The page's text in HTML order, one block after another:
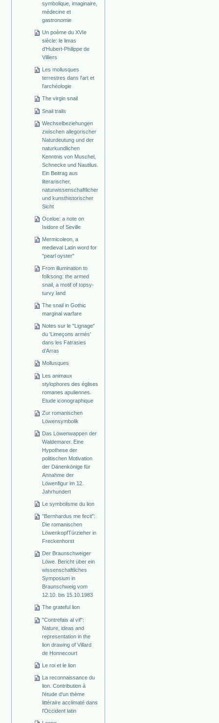
symbolique, imaginaire,
médecine et
gastronomie
Un poème du XVIe
siècle: le limas
d'Hubert-Philippe de
Villiers
Les mollusques
terrestres dans l'art et
l'archéologie
The virgin snail
Snail trails
Wechselbeziehungen
zwischen allegorischer
Naturdeutung und der
naturkundlichen
Kenntnis von Muschel,
Schnecke und Nautilus.
Ein Beitrag aus
literarischer,
naturwissenschaftlicher
und kunsthistorischer
Sicht
Oceloe: a note on
Isidore of Seville
Mermicoleon, a
medieval Latin word for
"pearl oyster"
From illumination to
folksong: the armed
snail, a motif of topsy-
turvy land
The snail in Gothic
marginal warfare
Notes sur le "Lignage"
du 'Limeçons armés'
dans les Fatrasies
d’Arras
Mollusques
Les animaux
stylophores des églises
romanes apuliennes.
Etude iconographique
Zur romanischen
Löwensymbolik
Das Löwenwappen der
Waldemarer. Eine
Hypothese der
politischen Motivation
der Dänenkönige für
Annahme der
Löwenfigur im 12.
Jahrhundert
Le symbolisme du lion
"Bernhardus me fecit":
Die romanischen
Löwenkopf­Türzieher in
Freckenhorst
Der Braunschweiger
Löwe. Bericht über ein
wissenschaftliches
Symposium in
Braunschweig vom
12.10. bis 15.10.1983
The grateful lion
"Contrefais al vif":
Nature, ideas and
representation in the
lion drawing of Villard
de Honnecourt
Le roi et le lion
La reconnaissance du
lion. Contribution à
l'étude d'un thème
littéraire acclimaté dans
l'Occident latin